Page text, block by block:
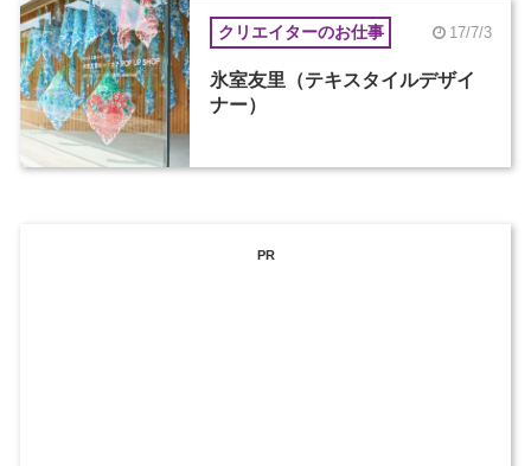
クリエイターのお仕事 17/7/3
氷室友里（テキスタイルデザイ
ナー）
PR